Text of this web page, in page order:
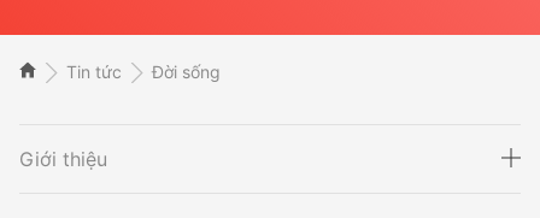
Tin tức Đời sống
Giới thiệu